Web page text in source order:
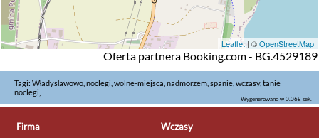
Leaflet | ©OpenStreetMap
Oferta partnera Booking.com - BG.4529189
Tagi: Władysławowo , noclegi, wolne-miejsca, nadmorzem, spanie, wczasy, tanie
noclegi,
Wygenerowano w 0.068 sek.
Firma
Wczasy